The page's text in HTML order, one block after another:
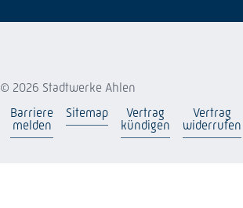
© 2026 Stadtwerke Ahlen
Barriere
melden
Sitemap
Vertrag
kündigen
Vertrag
widerrufen